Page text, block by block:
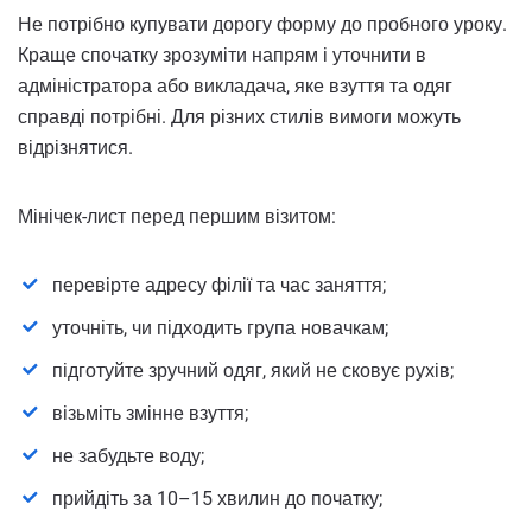
Не потрібно купувати дорогу форму до пробного уроку.
Краще спочатку зрозуміти напрям і уточнити в
адміністратора або викладача, яке взуття та одяг
справді потрібні. Для різних стилів вимоги можуть
відрізнятися.
Мінічек-лист перед першим візитом:
перевірте адресу філії та час заняття;
уточніть, чи підходить група новачкам;
підготуйте зручний одяг, який не сковує рухів;
візьміть змінне взуття;
не забудьте воду;
прийдіть за 10–15 хвилин до початку;